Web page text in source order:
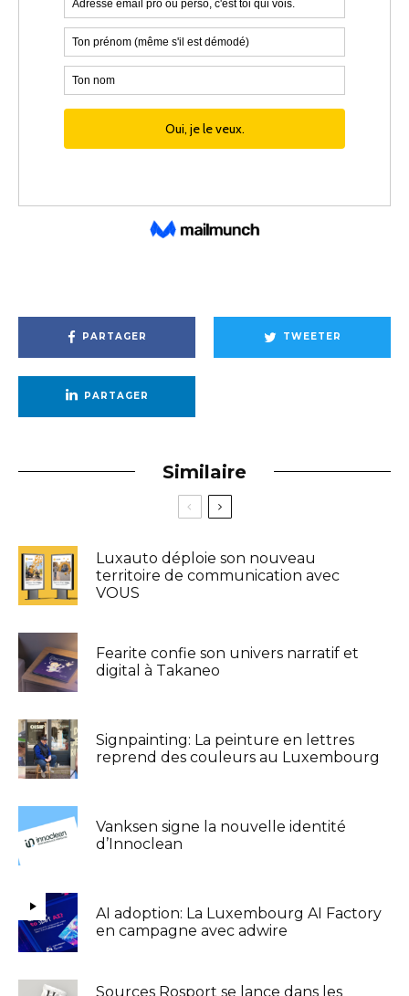
PARTAGER TWEETER
PARTAGER
Similaire
Luxauto déploie son nouveau
territoire de communication avec
VOUS
Fearite confie son univers narratif et
digital à Takaneo
Signpainting: La peinture en lettres
reprend des couleurs au Luxembourg
Vanksen signe la nouvelle identité
d’Innoclean
AI adoption: La Luxembourg AI Factory
en campagne avec adwire
Sources Rosport se lance dans les